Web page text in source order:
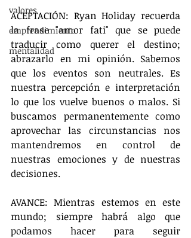
valores
emprendimiento
mentalidad
ACEPTACIÓN: Ryan Holiday recuerda
la frase "amor fati" que se puede
traducir como querer el destino;
abrazarlo en mi opinión. Sabemos
que los eventos son neutrales. Es
nuestra percepción e interpretación
lo que los vuelve buenos o malos. Si
buscamos permanentemente como
aprovechar las circunstancias nos
mantendremos en control de
nuestras emociones y de nuestras
decisiones.
AVANCE: Mientras estemos en este
mundo; siempre habrá algo que
podamos hacer para seguir